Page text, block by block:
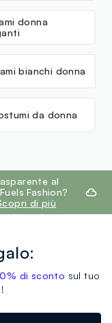
donna
bianchi donna
da donna
al
Fashion?
di più
di sconto sul tuo